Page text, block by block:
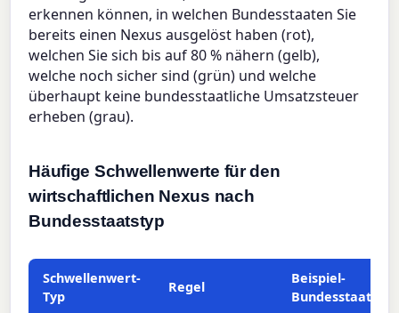
erkennen können, in welchen Bundesstaaten Sie
bereits einen Nexus ausgelöst haben (rot),
welchen Sie sich bis auf 80 % nähern (gelb),
welche noch sicher sind (grün) und welche
überhaupt keine bundesstaatliche Umsatzsteuer
erheben (grau).
Häufige Schwellenwerte für den
wirtschaftlichen Nexus nach
Bundesstaatstyp
Schwellenwert-
Typ
Regel
Beispiel-
Bundesstaaten